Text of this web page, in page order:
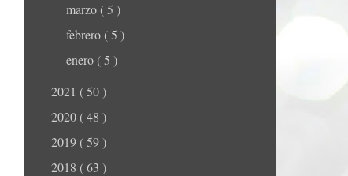
marzo ( 5 )
febrero ( 5 )
enero ( 5 )
2021 ( 50 )
2020 ( 48 )
2019 ( 59 )
2018 ( 63 )